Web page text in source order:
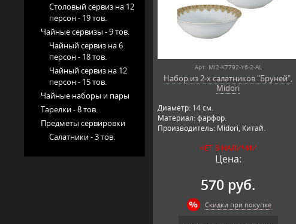
Столовый сервиз на 12
персон - 19 тов.
Чайные сервизы -9 тов.
Чайный сервиз на 6
персон - 18 тов.
Чайный сервиз на 12
персон - 15 тов.
Чайные наборы и пары
Тарелки -8 тов.
Предметы сервировки
Салатники -3 тов.
Арт: MI2-K7792-Y6-2-AL
Набор из 2-х салатников "Бруней",
Midori
Диаметр: 14 см.
Материал: фарфор.
Производитель: Midori, Китай.
НЕТ В НАЛИЧИИ
Цена:
570 руб.
Скидки при покупке